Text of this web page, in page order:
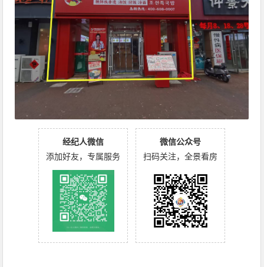
经纪人微信
添加好友，专属服务
微信公众号
扫码关注，全景看房